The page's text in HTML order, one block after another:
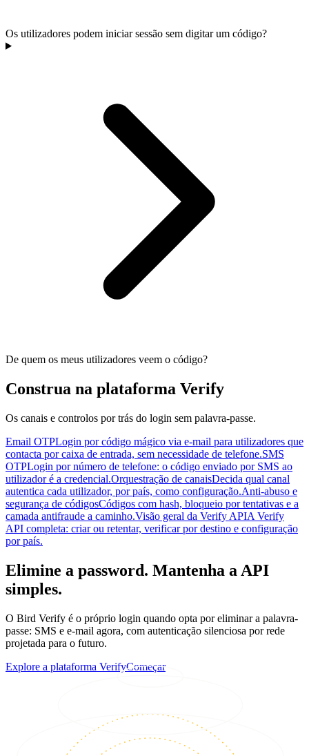
Os utilizadores podem iniciar sessão sem digitar um código?
De quem os meus utilizadores veem o código?
Construa na plataforma Verify
Os canais e controlos por trás do login sem palavra-passe.
Email OTPLogin por código mágico via e-mail para utilizadores que
contacta por caixa de entrada, sem necessidade de telefone.SMS
OTPLogin por número de telefone: o código enviado por SMS ao
utilizador é a credencial.Orquestração de canaisDecida qual canal
autentica cada utilizador, por país, como configuração.Anti-abuso e
segurança de códigosCódigos com hash, bloqueio por tentativas e a
camada antifraude a caminho.Visão geral da Verify APIA Verify
API completa: criar ou retentar, verificar por destino e configuração
por país.
Elimine a password. Mantenha a API
simples.
O Bird Verify é o próprio login quando opta por eliminar a palavra-
passe: SMS e e-mail agora, com autenticação silenciosa por rede
projetada para o futuro.
Explore a plataforma VerifyComeçar